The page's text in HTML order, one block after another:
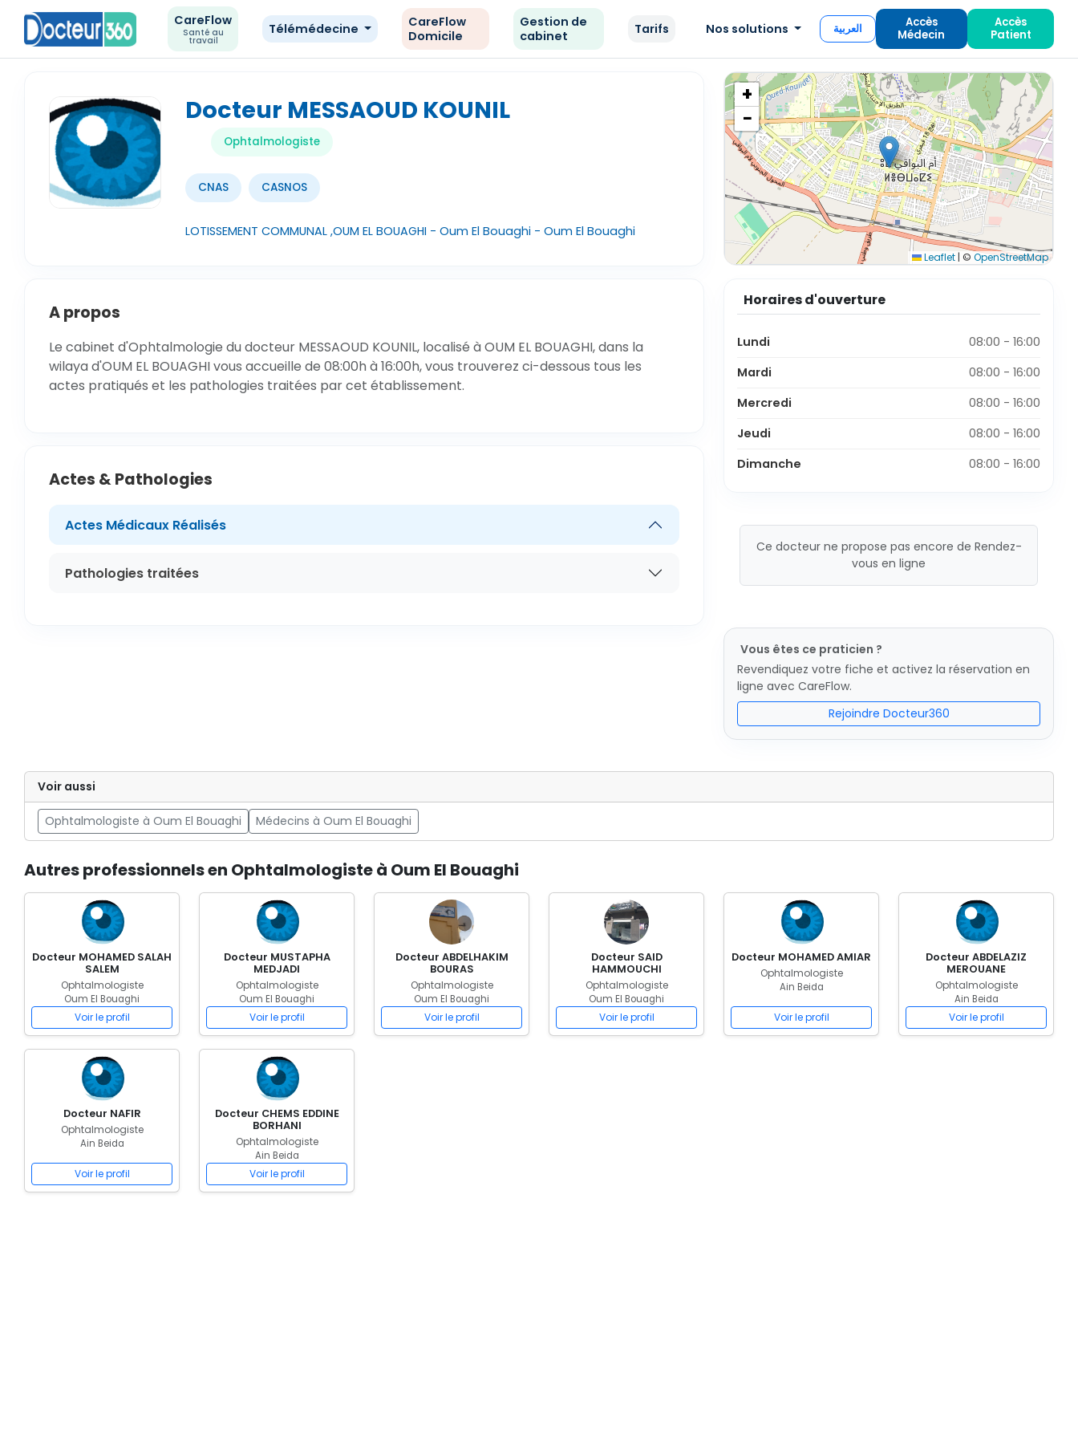
CareFlow
Santé au
travail
Télémédecine
CareFlow
Domicile
Gestion de
cabinet
Tarifs Nos solutions العربية
Accès
Médecin
Accès
Patient
Docteur MESSAOUD KOUNIL
Ophtalmologiste
CNAS CASNOS
LOTISSEMENT COMMUNAL ,OUM EL BOUAGHI - Oum El Bouaghi - Oum El Bouaghi
+
−
Leaflet | © OpenStreetMap
A propos
Le cabinet d'Ophtalmologie du docteur MESSAOUD KOUNIL, localisé à OUM EL BOUAGHI, dans la
wilaya d'OUM EL BOUAGHI vous accueille de 08:00h à 16:00h, vous trouverez ci-dessous tous les
actes pratiqués et les pathologies traitées par cet établissement.
Actes & Pathologies
Actes Médicaux Réalisés
Pathologies traitées
Horaires d'ouverture
Lundi
08:00 - 16:00
Mardi
08:00 - 16:00
Mercredi
08:00 - 16:00
Jeudi
08:00 - 16:00
Dimanche
08:00 - 16:00
Ce docteur ne propose pas encore de Rendez-
vous en ligne
Vous êtes ce praticien ?
Revendiquez votre fiche et activez la réservation en
ligne avec CareFlow.
Rejoindre Docteur360
Voir aussi
Ophtalmologiste à Oum El Bouaghi Médecins à Oum El Bouaghi
Autres professionnels en Ophtalmologiste à Oum El Bouaghi
Docteur MOHAMED SALAH
SALEM
Ophtalmologiste
Oum El Bouaghi
Voir le profil
Docteur MUSTAPHA
MEDJADI
Ophtalmologiste
Oum El Bouaghi
Voir le profil
Docteur ABDELHAKIM
BOURAS
Ophtalmologiste
Oum El Bouaghi
Voir le profil
Docteur SAID
HAMMOUCHI
Ophtalmologiste
Oum El Bouaghi
Voir le profil
Docteur MOHAMED AMIAR
Ophtalmologiste
Ain Beida
Voir le profil
Docteur ABDELAZIZ
MEROUANE
Ophtalmologiste
Ain Beida
Voir le profil
Docteur NAFIR
Ophtalmologiste
Ain Beida
Voir le profil
Docteur CHEMS EDDINE
BORHANI
Ophtalmologiste
Ain Beida
Voir le profil